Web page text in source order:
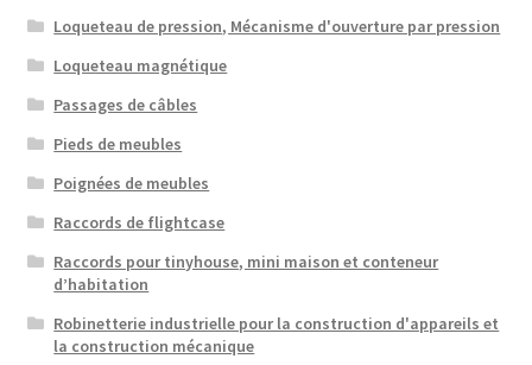
Loqueteau de pression, Mécanisme d'ouverture par pression
Loqueteau magnétique
Passages de câbles
Pieds de meubles
Poignées de meubles
Raccords de flightcase
Raccords pour tinyhouse, mini maison et conteneur
d’habitation
Robinetterie industrielle pour la construction d'appareils et
la construction mécanique